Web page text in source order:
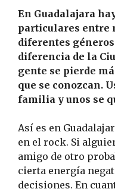
En Guadalajara
particulares entre
diferentes
diferencia de la
gente se pierde
que se conozcan.
familia y unos se
Así es en
en el rock. Si
amigo de otro
cierta energía
decisiones. En